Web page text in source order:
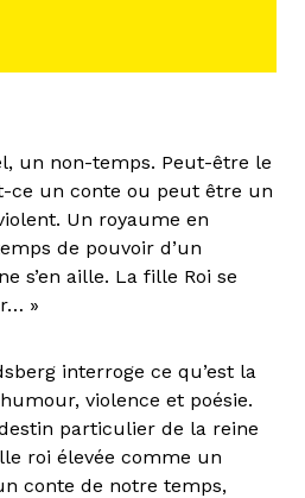
un non-temps. Peut-être le
ce un conte ou peut être un
Un royaume en
de pouvoir d’un
s’en aille. La fille Roi se
»
interroge ce qu’est la
violence et poésie.
particulier de la reine
roi élevée comme un
conte de notre temps,